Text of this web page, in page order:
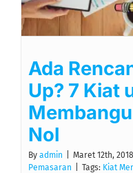
Ada
Up? 7 Kiat
Nol
By admin Maret 12th, 2018
Pemasaran
Tags: Kiat